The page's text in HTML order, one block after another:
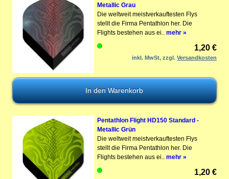
Metallic Grau
Die weltweit meistverkauftesten Flys
stellt die Firma Pentathlon her. Die
Flights bestehen aus ei.. mehr »
1,20 €
inkl. MwSt, zzgl.Versandkosten
Pentathlon Flight HD150 Standard -
Metallic Grün
Die weltweit meistverkauftesten Flys
stellt die Firma Pentathlon her. Die
Flights bestehen aus ei.. mehr »
1,20 €